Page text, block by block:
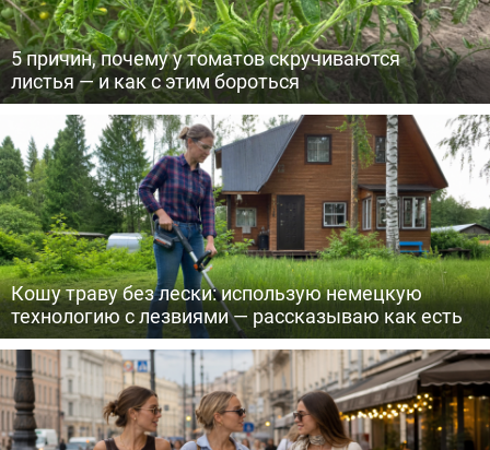
5 причин, почему у томатов скручиваются
листья — и как с этим бороться
Кошу траву без лески: использую немецкую
технологию с лезвиями — рассказываю как есть